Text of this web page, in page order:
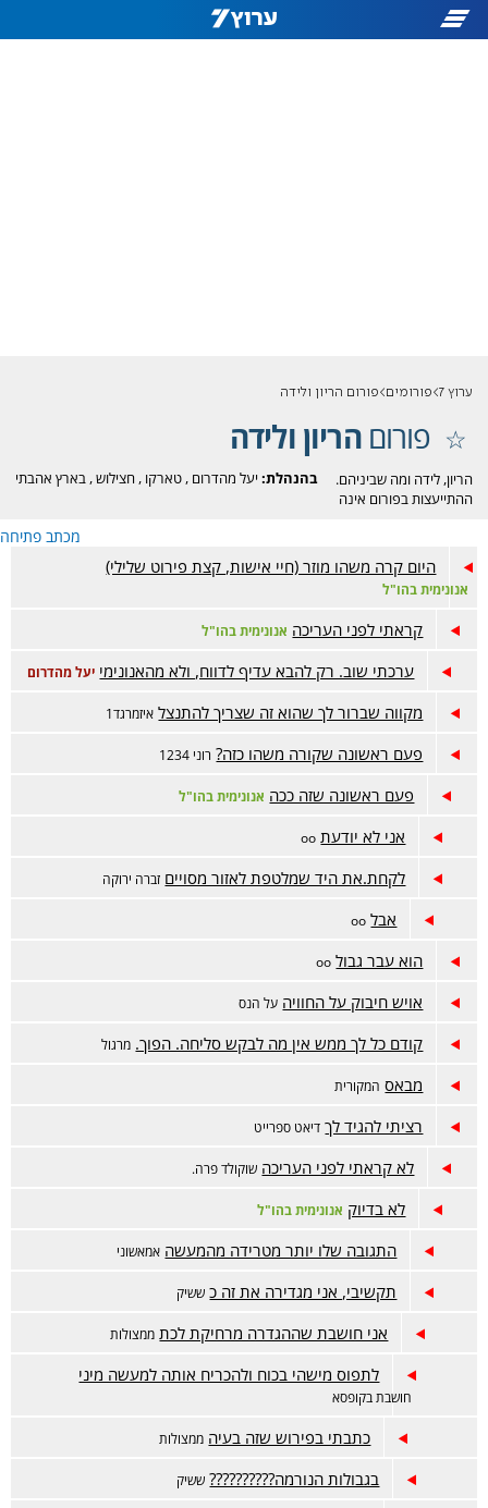
ערוץ 7 פורומים פורום הריון ולידה
פורוםהריון ולידה
בהנהלת: יעל מהדרום ,טארקו ,חצילוש,בארץ אהבתי
הריון, לידה ומה שביניהם.
ההתייעצות בפורום אינה
הפורום דתי, נא לכבד את
רגשות הגולשות בסגנון
השאלות והתשובות. קישור
https://www.inn.co.il/Forum/Forum.aspx/f449
מכתב פתיחה
היום קרה משהו מוזר (חיי אישות, קצת פירוט שלילי)
אנונימית בהו"ל
קראתי לפני העריכה אנונימית בהו"ל
ערכתי שוב. רק להבא עדיף לדווח, ולא מהאנונימי יעל מהדרום
מקווה שברור לך שהוא זה שצריך להתנצל איזמרגד1
פעם ראשונה שקורה משהו כזה? רוני 1234
פעם ראשונה שזה ככה אנונימית בהו"ל
אני לא יודעת oo
לקחת.את היד שמלטפת לאזור מסויים זברה ירוקה
אבל oo
הוא עבר גבול oo
אויש חיבוק על החוויה על הנס
קודם כל לך ממש אין מה לבקש סליחה. הפוך. מרגול
מבאס המקורית
רציתי להגיד לך דיאט ספרייט
לא קראתי לפני העריכה שוקולד פרה.
לא בדיוק אנונימית בהו"ל
התגובה שלו יותר מטרידה מהמעשה אמאשוני
תקשיבי, אני מגדירה את זה כ ששיק
אני חושבת שההגדרה מרחיקת לכת ממצולות
לתפוס מישהי בכוח ולהכריח אותה למעשה מיני
חושבת בקופסא
כתבתי בפירוש שזה בעיה ממצולות
בגבולות הנורמה?????????? ששיק